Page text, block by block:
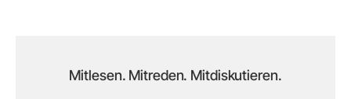
Mitlesen. Mitreden. Mitdiskutieren.